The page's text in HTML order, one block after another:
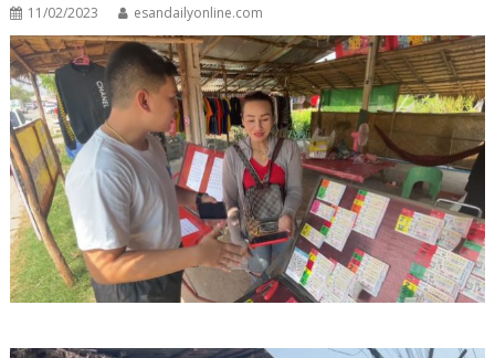
11/02/2023 esandailyonline.com